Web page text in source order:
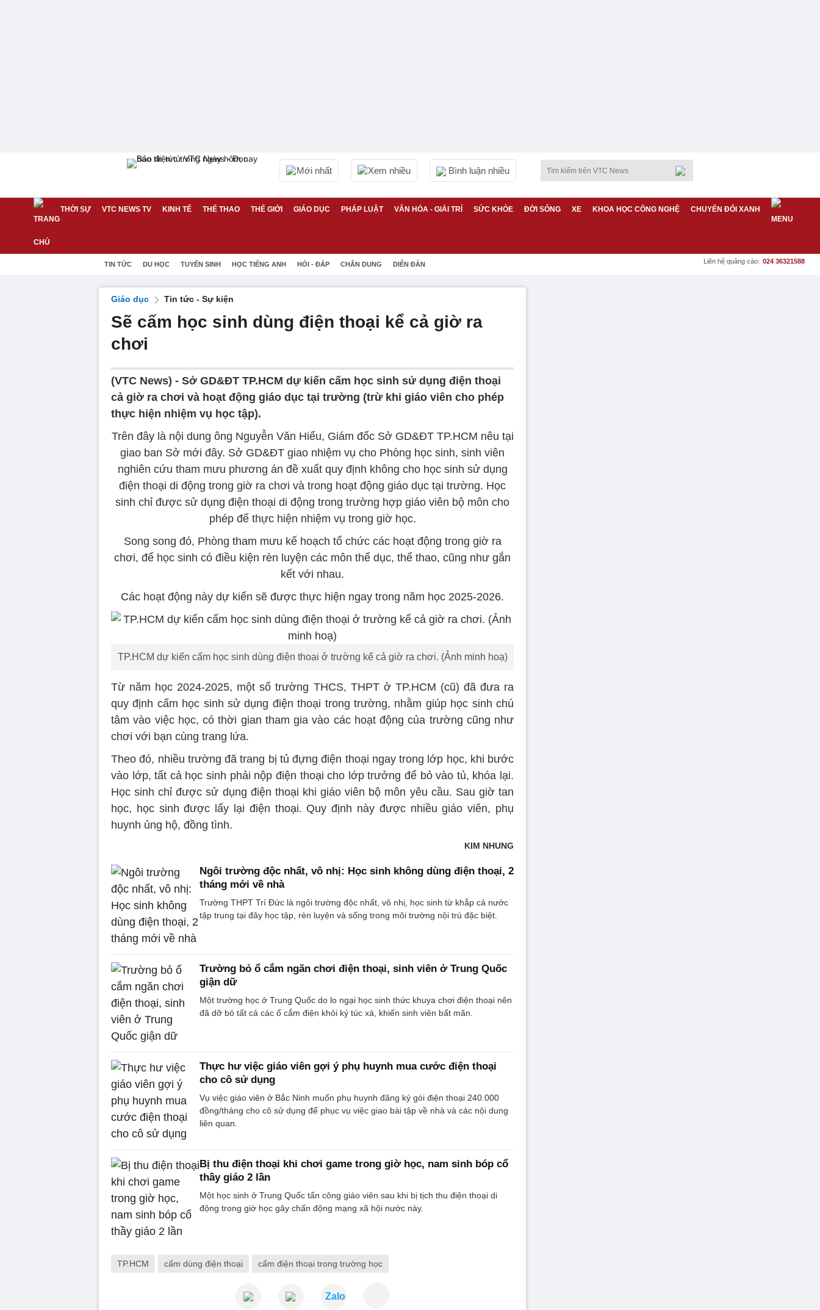
Mới nhất Xem nhiều Bình luận nhiều
THỜI SỰ VTC NEWS TV KINH TẾ THỂ THAO THẾ GIỚI GIÁO DỤC PHÁP LUẬT VĂN HÓA - GIẢI TRÍ SỨC KHỎE ĐỜI SỐNG XE KHOA HỌC CÔNG NGHỆ CHUYỂN ĐỔI XANH
TIN TỨC DU HỌC TUYỂN SINH HỌC TIẾNG ANH HỎI - ĐÁP CHÂN DUNG DIỄN ĐÀN Liên hệ quảng cáo: 024 36321588
Giáo dục Tin tức - Sự kiện
Sẽ cấm học sinh dùng điện thoại kể cả giờ ra
chơi
(VTC News) - Sở GD&ĐT TP.HCM dự kiến cấm học sinh sử dụng điện thoại
cả giờ ra chơi và hoạt động giáo dục tại trường (trừ khi giáo viên cho phép
thực hiện nhiệm vụ học tập).
Trên đây là nội dung ông Nguyễn Văn Hiếu, Giám đốc Sở GD&ĐT TP.HCM nêu tại
giao ban Sở mới đây. Sở GD&ĐT giao nhiệm vụ cho Phòng học sinh, sinh viên
nghiên cứu tham mưu phương án đề xuất quy định không cho học sinh sử dụng
điện thoại di động trong giờ ra chơi và trong hoạt động giáo dục tại trường. Học
sinh chỉ được sử dụng điện thoại di động trong trường hợp giáo viên bộ môn cho
phép để thực hiện nhiệm vụ trong giờ học.
Song song đó, Phòng tham mưu kế hoạch tổ chức các hoạt động trong giờ ra
chơi, để học sinh có điều kiện rèn luyện các môn thể dục, thể thao, cũng như gắn
kết với nhau.
Các hoạt động này dự kiến sẽ được thực hiện ngay trong năm học 2025-2026.
TP.HCM dự kiến cấm học sinh dùng điện thoại ở trường kể cả giờ ra chơi. (Ảnh minh hoạ)
Từ năm học 2024-2025, một số trường THCS, THPT ở TP.HCM (cũ) đã đưa ra
quy định cấm học sinh sử dụng điện thoại trong trường, nhằm giúp học sinh chú
tâm vào việc học, có thời gian tham gia vào các hoạt động của trường cũng như
chơi với bạn cùng trang lứa.
Theo đó, nhiều trường đã trang bị tủ đựng điện thoại ngay trong lớp học, khi bước
vào lớp, tất cả học sinh phải nộp điện thoại cho lớp trưởng để bỏ vào tủ, khóa lại.
Học sinh chỉ được sử dụng điện thoại khi giáo viên bộ môn yêu cầu. Sau giờ tan
học, học sinh được lấy lại điện thoại. Quy định này được nhiều giáo viên, phụ
huynh ủng hộ, đồng tình.
KIM NHUNG
Ngôi trường độc nhất, vô nhị: Học sinh không dùng điện thoại, 2
tháng mới về nhà
Trường THPT Trí Đức là ngôi trường độc nhất, vô nhị, học sinh từ khắp cả nước
tập trung tại đây học tập, rèn luyện và sống trong môi trường nội trú đặc biệt.
Trường bỏ ổ cắm ngăn chơi điện thoại, sinh viên ở Trung Quốc
giận dữ
Một trường học ở Trung Quốc do lo ngại học sinh thức khuya chơi điện thoại nên
đã dỡ bỏ tất cả các ổ cắm điện khỏi ký túc xá, khiến sinh viên bất mãn.
Thực hư việc giáo viên gợi ý phụ huynh mua cước điện thoại
cho cô sử dụng
Vụ việc giáo viên ở Bắc Ninh muốn phụ huynh đăng ký gói điện thoại 240.000
đồng/tháng cho cô sử dụng để phục vụ việc giao bài tập về nhà và các nội dung
liên quan.
Bị thu điện thoại khi chơi game trong giờ học, nam sinh bóp cổ
thầy giáo 2 lần
Một học sinh ở Trung Quốc tấn công giáo viên sau khi bị tịch thu điện thoại di
động trong giờ học gây chấn động mạng xã hội nước này.
TP.HCM cấm dùng điện thoại cấm điện thoại trong trường học
Zalo